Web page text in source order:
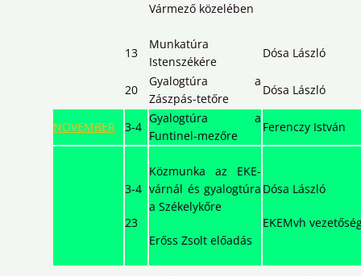
Vármező közelében
13
Munkatúra
Istenszékére
Dósa László
20
Gyalogtúra a
Zászpás-tetőre
Dósa László
NOVEMBER 3-4
Gyalogtúra a
Funtinel-mezőre
Ferenczy István
3-4
23
Közmunka az EKE-
várnál és gyalogtúra
a Székelykőre
Erőss Zsolt előadás
Dósa László
EKEMvh